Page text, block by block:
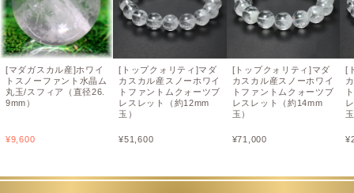
[マダガスカル産]ホワイ
トスノーファント水晶ム
丸玉/スフィア（直径26.
9mm）
¥9,600
[トップクォリティ]マダ
カスカル産スノーホワイ
トファントムクォーツブ
レスレット（約12mm
玉）
¥51,600
[トップクォリティ]マダ
カスカル産スノーホワイ
トファントムクォーツブ
レスレット（約14mm
玉）
¥71,000
[
¥